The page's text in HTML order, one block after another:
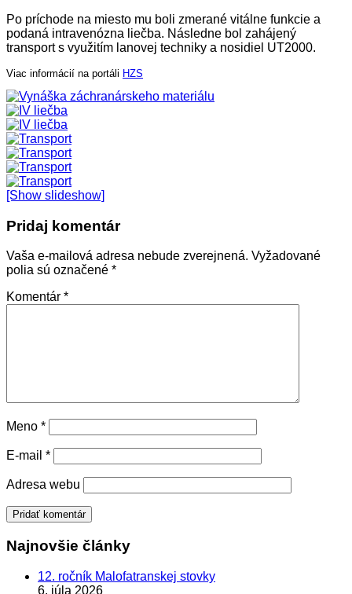
Po príchode na miesto mu boli zmerané vitálne funkcie a
podaná intravenózna liečba. Následne bol zahájený
transport s využitím lanovej techniky a nosidiel UT2000.
Viac informácií na portáli HZS
[Show slideshow]
Pridaj komentár
Vaša e-mailová adresa nebude zverejnená. Vyžadované
polia sú označené *
Komentár *
Meno *
E-mail *
Adresa webu
Najnovšie články
12. ročník Malofatranskej stovky
6. júla 2026